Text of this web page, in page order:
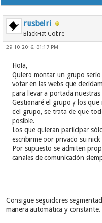
rusbelri
BlackHat Cobre
29-10-2016, 01:17 PM
Hola,
Quiero montar un grupo
votar en las webs que
para llevar a portada nuestras
Gestionaré el grupo y los que
del grupo, se trata de que
posible.
Los que quieran participar
escribirme por privado su nick
Por supuesto se admiten
canales de comunicación
Consigue seguidores
manera automática y